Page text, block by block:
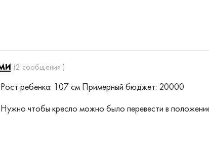
(2 сообщения )
Рост ребенка: 107 см Примерный бюджет: 20000
чтобы кресло можно было перевести в